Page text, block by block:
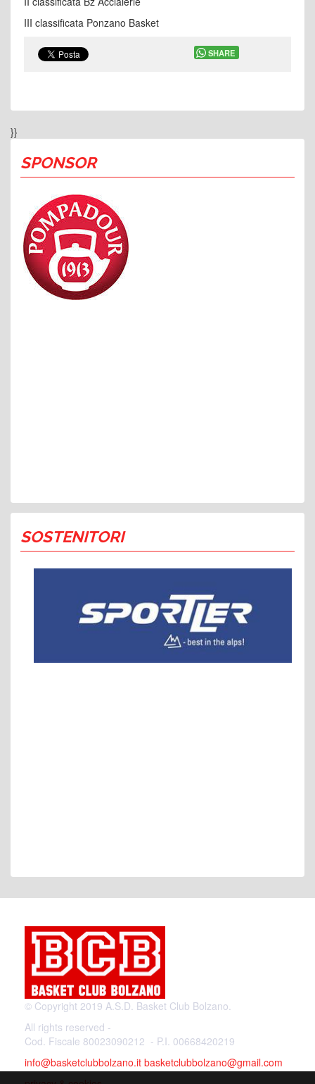
}}
SPONSOR
SOSTENITORI
III classificata Ponzano Basket
SHARE
© Copyright 2019 A.S.D. Basket Club Bolzano.
All rights reserved -
Cod. Fiscale 80023090212 - P.I. 00668420219
info@basketclubbolzano.it basketclubbolzano@gmail.com